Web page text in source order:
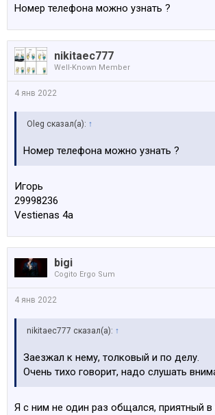
Номер телефона можно узнать ?
nikitaec777
Well-Known Member
4 янв 2022
Oleg сказал(а): ↑
Номер телефона можно узнать ?
Игорь
29998236
Vestienas 4a
bigi
Cogito Ergo Sum
4 янв 2022
nikitaec777 сказал(а): ↑
Заезжал к нему, толковый и по делу.
Очень тихо говорит, надо слушать
Я с ним не один раз общался, приятный